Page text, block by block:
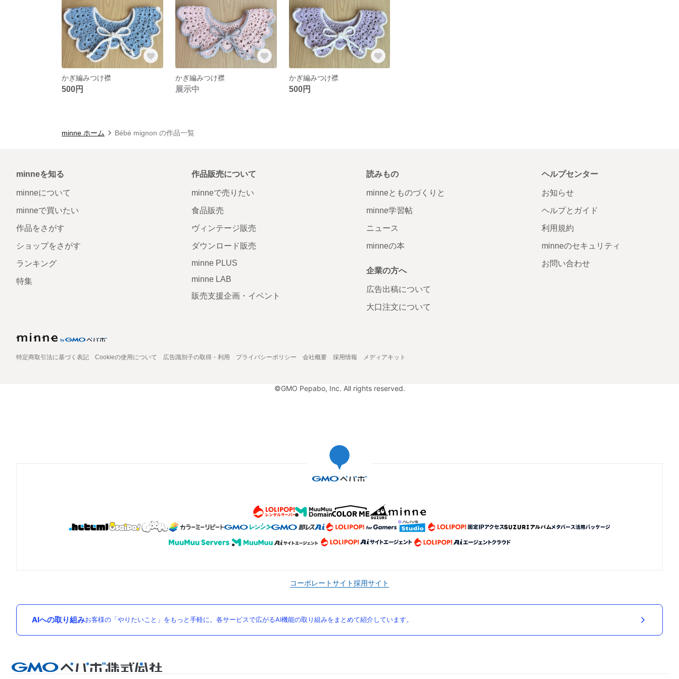
かぎ編みつけ襟
500円
かぎ編みつけ襟
展示中
かぎ編みつけ襟
500円
minne ホーム Bébé mignon の作品一覧
minneを知る
minneについて
minneで買いたい
作品をさがす
ショップをさがす
ランキング
特集
作品販売について
minneで売りたい
食品販売
ヴィンテージ販売
ダウンロード販売
minne PLUS
minne LAB
販売支援企画・イベント
読みもの
minneとものづくりと
minne学習帖
ニュース
minneの本
企業の方へ
広告出稿について
大口注文について
ヘルプセンター
お知らせ
ヘルプとガイド
利用規約
minneのセキュリティ
お問い合わせ
特定商取引法に基づく表記 Cookieの使用について 広告識別子の取得・利用 プライバシーポリシー 会社概要 採用情報 メディアキット
©GMO Pepabo, Inc. All rights reserved.
コーポレートサイト採用サイト
AIへの取り組みお客様の「やりたいこと」をもっと手軽に。各サービスで広がるAI機能の取り組みをまとめて紹介しています。